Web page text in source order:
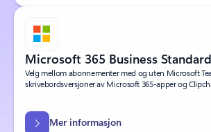
Microsoft 365 Business Standard
Velg mellom abonnementer med og uten Microsoft
skrivebordsversjoner av Microsoft 365-apper og
Mer informasjon